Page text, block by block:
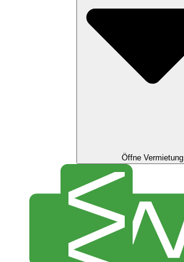
Öffne Vermietung